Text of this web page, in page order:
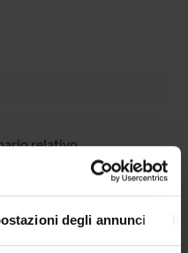
degli annunci
relativo
medievale (i+p).